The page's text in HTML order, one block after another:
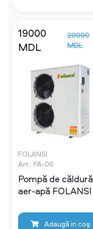
19000
MDL
20000
MDL
FOLANSI
Art.: FA-06
Pompă de căldură
aer-apă FOLANSI
Adaugă in coş